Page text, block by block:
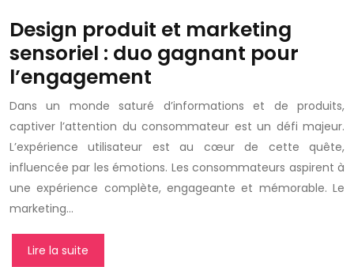
Design produit et marketing
sensoriel : duo gagnant pour
l’engagement
Dans un monde saturé d’informations et de produits,
captiver l’attention du consommateur est un défi majeur.
L’expérience utilisateur est au cœur de cette quête,
influencée par les émotions. Les consommateurs aspirent à
une expérience complète, engageante et mémorable. Le
marketing…
Lire la suite